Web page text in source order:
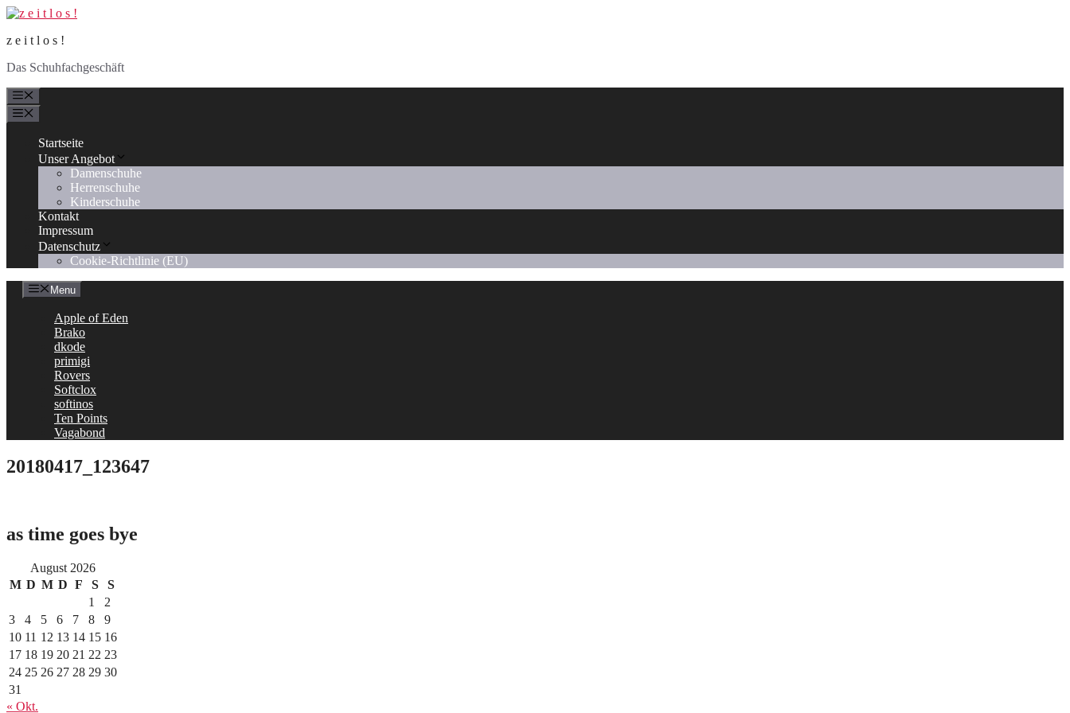
Zum
springen
z e i t l o s !
Das Schuhfachgeschäft
Startseite
Unser Angebot
Damenschuhe
Herrenschuhe
Kinderschuhe
Kontakt
Impressum
Datenschutz
Cookie-Richtlinie (EU)
Menu
Apple of Eden
Brako
dkode
primigi
Rovers
Softclox
softinos
Ten Points
Vagabond
20180417_123647
as time goes bye
August 2026
M D M D F S
S
1
2
3
4 5 6 7 8
9
10 11 12 13 14 15 16
17 18 19 20 21 22 23
24 25 26 27 28 29 30
31
« Okt.